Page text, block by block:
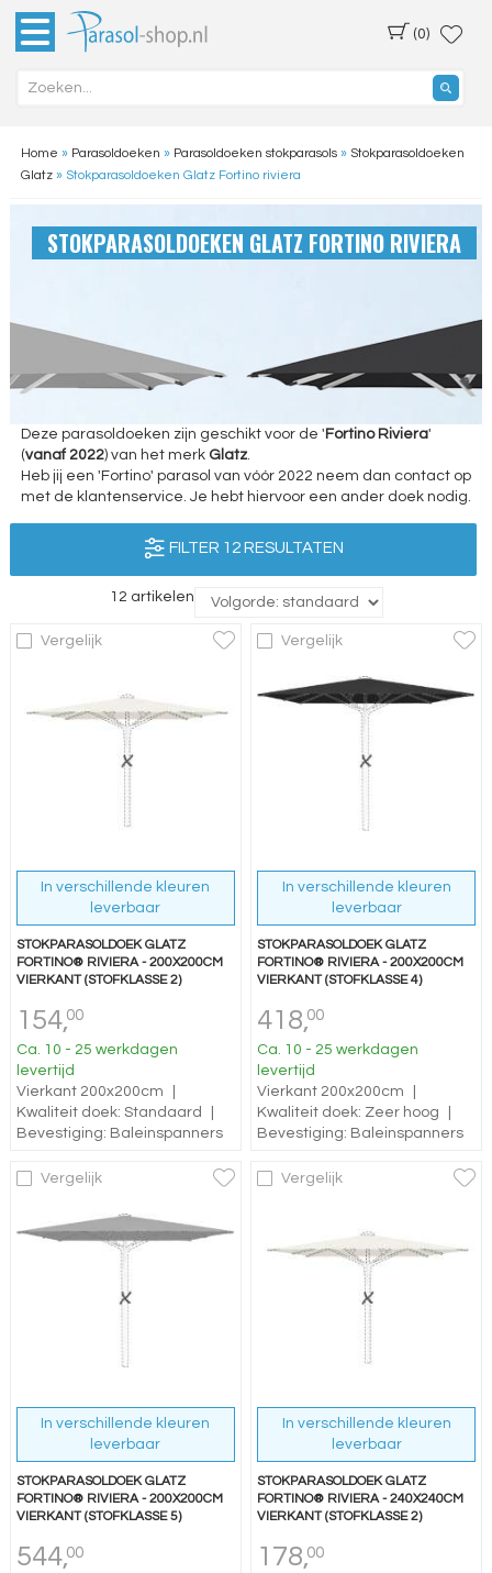
(0)
Home » Parasoldoeken » Parasoldoeken stokparasols» Stokparasoldoeken
Glatz» Stokparasoldoeken Glatz Fortino riviera
STOKPARASOLDOEKEN GLATZ FORTINO RIVIERA
Deze parasoldoeken zijn geschikt voor de ' Fortino Riviera'
(vanaf 2022) van het merk Glatz.
Heb jij een 'Fortino' parasol van vóór 2022 neem dan contact op
met de klantenservice. Je hebt hiervoor een ander doek nodig.
FILTER 12 RESULTATEN
12 artikelen
Vergelijk
In verschillende kleuren
leverbaar
STOKPARASOLDOEK GLATZ
FORTINO® RIVIERA - 200X200CM
VIERKANT (STOFKLASSE 2)
154,00
Ca. 10 - 25 werkdagen
levertijd
Vierkant 200x200cm
Kwaliteit doek: Standaard
Bevestiging: Baleinspanners
Vergelijk
In verschillende kleuren
leverbaar
STOKPARASOLDOEK GLATZ
FORTINO® RIVIERA - 200X200CM
VIERKANT (STOFKLASSE 4)
418,00
Ca. 10 - 25 werkdagen
levertijd
Vierkant 200x200cm
Kwaliteit doek: Zeer hoog
Bevestiging: Baleinspanners
Vergelijk
In verschillende kleuren
leverbaar
STOKPARASOLDOEK GLATZ
FORTINO® RIVIERA - 200X200CM
VIERKANT (STOFKLASSE 5)
544,00
Vergelijk
In verschillende kleuren
leverbaar
STOKPARASOLDOEK GLATZ
FORTINO® RIVIERA - 240X240CM
VIERKANT (STOFKLASSE 2)
178,00